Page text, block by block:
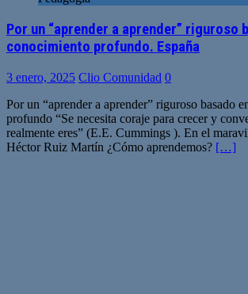
Por un “aprender a aprender” riguroso
conocimiento profundo. España
3 enero, 2025 Clio Comunidad 0
Por un “aprender a aprender” riguroso basado
profundo “Se necesita coraje para crecer y
realmente eres” (E.E. Cummings ). En el
Héctor Ruiz Martín ¿Cómo aprendemos? […]